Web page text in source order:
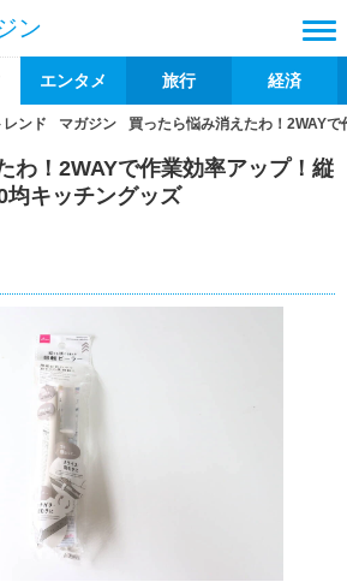
ン
エンタメ 旅行 経済
レンド マガジン 買ったら悩み消えたわ！2WAY
わ！2WAYで作業効率アップ！縦
均キッチングッズ